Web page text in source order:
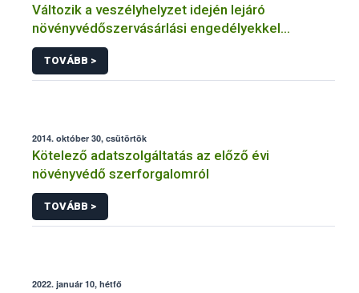
Változik a veszélyhelyzet idején lejáró
növényvédőszervásárlási engedélyekkel
kapcsolatos szabályozás
TOVÁBB >
2014. október 30, csütörtök
Kötelező adatszolgáltatás az előző évi
növényvédő szerforgalomról
TOVÁBB >
2022. január 10, hétfő